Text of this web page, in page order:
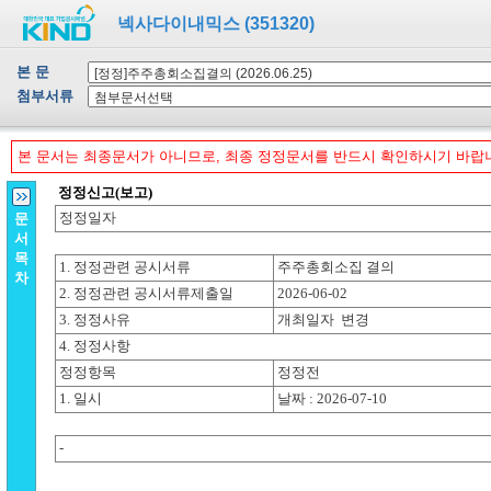
넥사다이내믹스 (351320)
본 문
첨부서류
본 문서는 최종문서가 아니므로, 최종 정정문서를 반드시 확인하시기 바랍
문
서
목
차